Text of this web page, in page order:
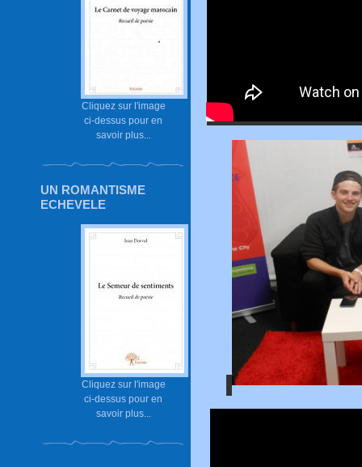
Cliquez sur l'image
ci-dessus pour en
savoir plus...
UN ROMANTISME
ECHEVELE
Cliquez sur l'image
ci-dessus pour en
savoir plus...